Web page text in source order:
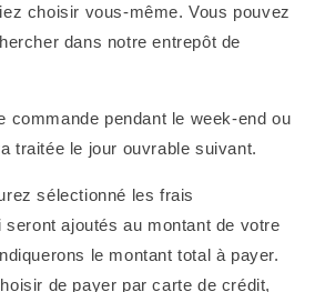
choisir vous-même. Vous pouvez
dans notre entrepôt de
commande pendant le week-end ou
traitée le jour ouvrable suivant.
sélectionné les frais
ajoutés au montant de votre
le montant total à payer.
de payer par carte de crédit,